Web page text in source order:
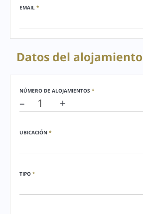
EMAIL *
Datos del alojamiento
NÚMERO DE ALOJAMIENTOS *
– +
UBICACIÓN *
TIPO *